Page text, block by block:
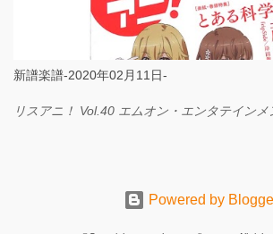
新譜楽譜-2020年02月11日-
リスアニ！ Vol.40 エムオン・エンタテイン
Powered by